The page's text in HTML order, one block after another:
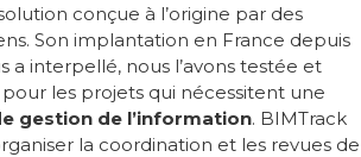
conçue à l’origine par des
Son implantation en France depuis
a interpellé, nous l’avons testée et
les projets qui nécessitent une
gestion de l’information. BIMTrack
la coordination et les revues de